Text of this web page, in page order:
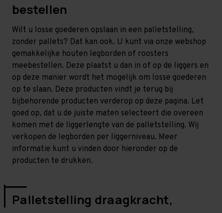
bestellen
Wilt u losse goederen opslaan in een palletstelling,
zonder pallets? Dat kan ook. U kunt via onze webshop
gemakkelijke houten legborden of roosters
meebestellen. Deze plaatst u dan in of op de liggers en
op deze manier wordt het mogelijk om losse goederen
op te slaan. Deze producten vindt je terug bij
bijbehorende producten verderop op deze pagina. Let
goed op, dat u de juiste maten selecteert die overeen
komen met de liggerlengte van de palletstelling. Wij
verkopen de legborden per liggerniveau. Meer
informatie kunt u vinden door hieronder op de
producten te drukken.
Palletstelling draagkracht,